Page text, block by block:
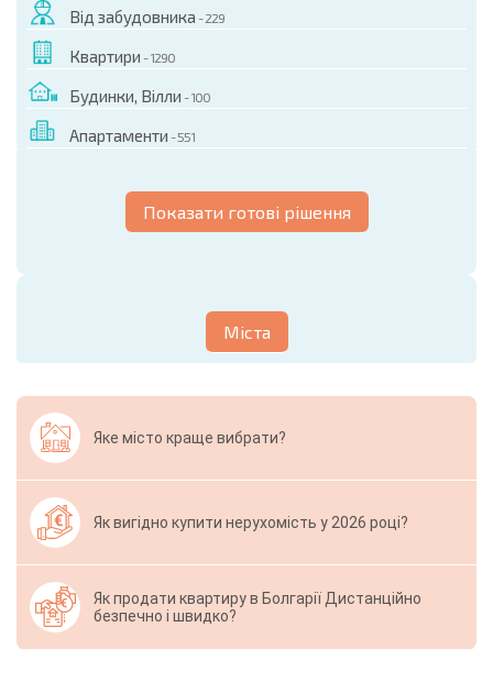
Від забудовника - 229
Квартири - 1290
Будинки, Вілли - 100
Апартаменти - 551
Показати готові рішення
Міста
Яке місто краще вибрати?
Як вигідно купити нерухомість у 2026 році?
Як продати квартиру в Болгарії Дистанційно
безпечно і швидко?